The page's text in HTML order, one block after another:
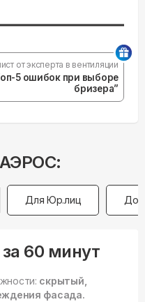
от эксперта в вентиляции
5 ошибок при выборе
бризера”
АЭРОС:
Для Юр.лиц
60 минут
скрытый,
фасада.